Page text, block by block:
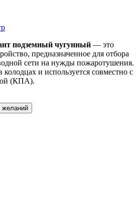
подземный чугунный — это
предназначенное для отбора
сети на нужды пожаротушения.
колодцах и используется совместно с
(КПА).
желаний